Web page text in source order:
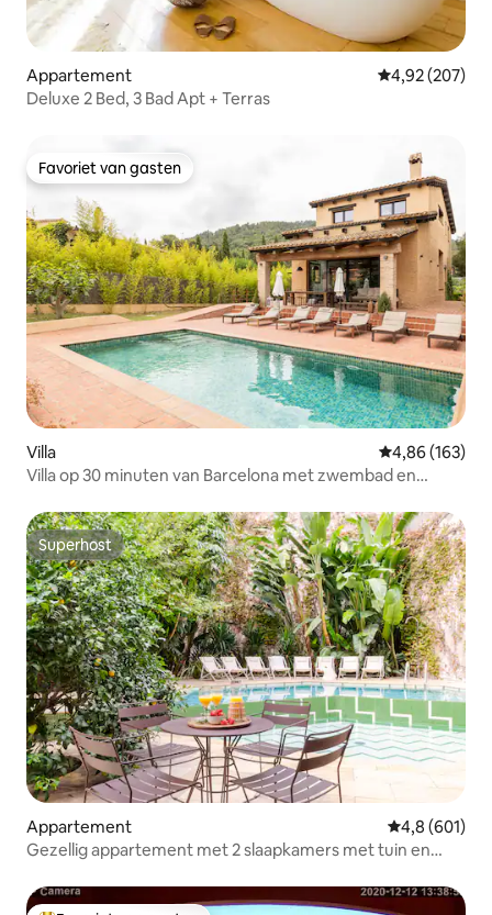
Appartement Gemiddelde
4,92 (207)
Deluxe 2 Bed, 3 Bad Apt + Terras
Favoriet van gasten
Favoriet van gasten
Villa Gemiddelde
4,86 (163)
Villa op 30 minuten van Barcelona met zwembad en
Superhost
Superhost
Appartement Gemiddelde
4,8 (601)
Gezellig appartement met 2 slaapkamers met tuin en